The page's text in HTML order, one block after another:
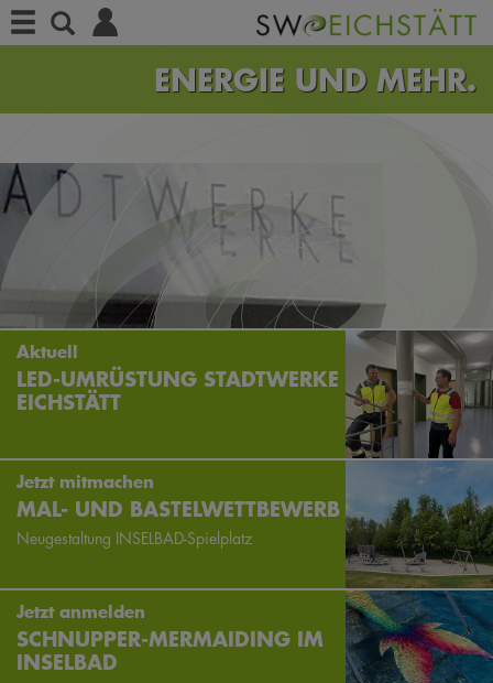
ENERGIE UND MEHR.
MenüSuche
Aktuell
LED-UMRÜSTUNG STADTWERKE
EICHSTÄTT
Jetzt mitmachen
MAL- UND BASTELWETTBEWERB
Neugestaltung INSELBAD-Spielplatz
Jetzt anmelden
SCHNUPPER-MERMAIDING IM
INSELBAD